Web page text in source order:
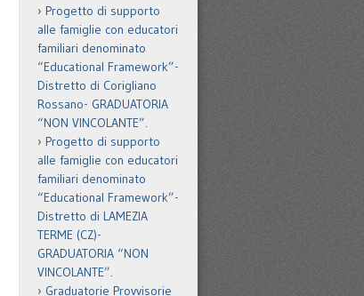
Progetto di supporto
alle famiglie con educatori
familiari denominato
“Educational Framework”-
Distretto di Corigliano
Rossano- GRADUATORIA
“NON VINCOLANTE”.
Progetto di supporto
alle famiglie con educatori
familiari denominato
“Educational Framework”-
Distretto di LAMEZIA
TERME (CZ)-
GRADUATORIA “NON
VINCOLANTE”.
Graduatorie Provvisorie